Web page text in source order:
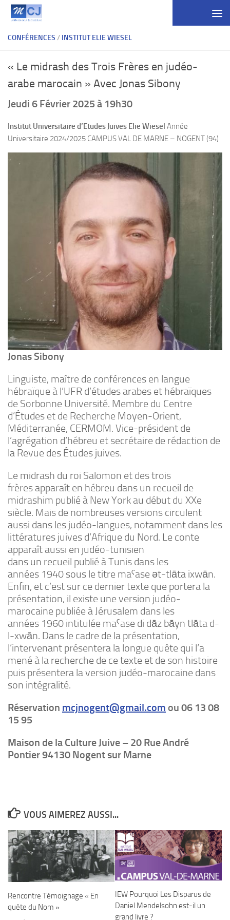
Skip to content
CONFÉRENCES / INSTITUT ELIE WIESEL
« Le midrash des Trois Frères en judéo-
arabe marocain » Avec Jonas Sibony
Jeudi 6 Février 2025 à 19h30
Institut Universitaire d’Etudes Juives Elie Wiesel Année
Universitaire 2024/2025 CAMPUS VAL DE MARNE – NOGENT (94)
Jonas Sibony
Linguiste, maître de conférences en langue
hébraïque à l’UFR d’études arabes et hébraïques
de Sorbonne Université. Membre du Centre
d’Études et de Recherche Moyen-Orient,
Méditerranée, CERMOM. Vice-président de
l’agrégation d’hébreu et secrétaire de rédaction de
la Revue des Études juives.
Le midrash du roi Salomon et des trois
frères apparaît en hébreu dans un recueil de
midrashim publié à New York au début du XXe
siècle. Mais de nombreuses versions circulent
aussi dans les judéo-langues, notamment dans les
littératures juives d’Afrique du Nord. Le conte
apparaît aussi en judéo-tunisien
dans un recueil publié à Tunis dans les
années 1940 sous le titre maˁase ət-tlāta ixwān.
Enfin, et c’est sur ce dernier texte que portera la
présentation, il existe une version judéo-
marocaine publiée à Jérusalem dans les
années 1960 intitulée maˁase di dāz bāyn tlāta d-
l-xwān. Dans le cadre de la présentation,
l’intervenant présentera la longue quête qui l’a
mené à la recherche de ce texte et de son histoire
puis présentera la version judéo-marocaine dans
son intégralité.
Réservation mcjnogent@gmail.com ou 06 13 08
15 95
Maison de la Culture Juive – 20 Rue André
Pontier 94130 Nogent sur Marne
VOUS AIMEREZ AUSSI...
Rencontre Témoignage « En
quête du Nom »
IEW Pourquoi Les Disparus de
Daniel Mendelsohn est-il un
grand livre ?